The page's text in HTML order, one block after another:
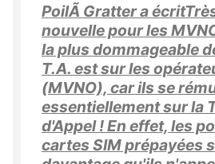
PoilÃ Gratter a
nouvelle pour les
la plus dommageable
T.A. est sur les
(MVNO), car ils se
essentiellement sur la
d'Appel ! En effet, les
cartes SIM prépayées